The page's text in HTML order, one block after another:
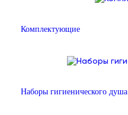
Комплектующие
Наборы гигиенического душа